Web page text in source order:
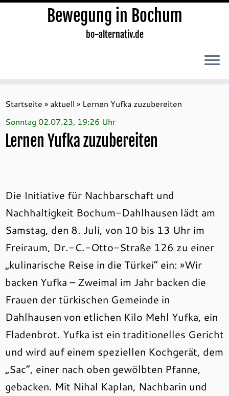
Inhalt
springen
Bewegung in Bochum
bo-alternativ.de
Startseite » aktuell » Lernen Yufka zuzubereiten
Sonntag 02.07.23, 19:26 Uhr
Lernen Yufka zuzubereiten
Die Initiative für Nachbarschaft und
Nachhaltigkeit Bochum-Dahlhausen lädt am
Samstag, den 8. Juli, von 10 bis 13 Uhr im
Freiraum, Dr.-C.-Otto-Straße 126 zu einer
„kulinarische Reise in die Türkei“ ein: »Wir
backen Yufka – Zweimal im Jahr backen die
Frauen der türkischen Gemeinde in
Dahlhausen von etlichen Kilo Mehl Yufka, ein
Fladenbrot. Yufka ist ein traditionelles Gericht
und wird auf einem speziellen Kochgerät, dem
„Sac“, einer nach oben gewölbten Pfanne,
gebacken. Mit Nihal Kaplan, Nachbarin und